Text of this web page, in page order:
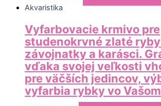
Akvaristika
Vyfarbovacie krmivo pre
studenokrvné zlaté
závojnatky a karásci.
vďaka svojej veľkosti
pre väčších jedincov,
vyfarbia rybky vo